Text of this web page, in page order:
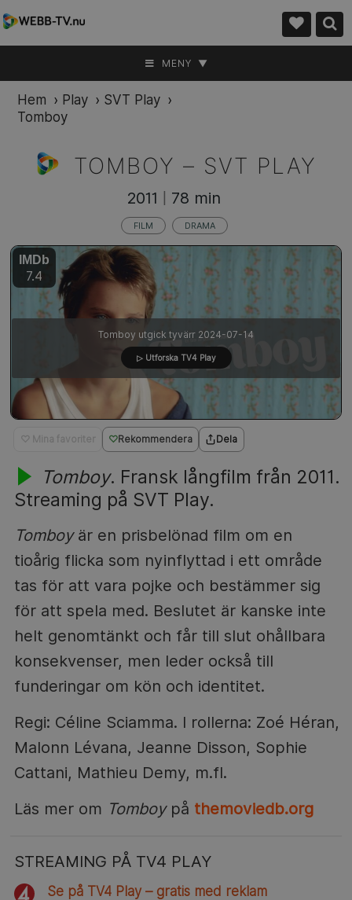
MENY ▼
Hem › Play › SVT Play ›
Tomboy
TOMBOY – SVT PLAY
♡ Mina favoriter Rekommendera Dela
Tomboy. Fransk långfilm från 2011.
Streaming på SVT Play.
Tomboyär en prisbelönad film om en
tioårig flicka som nyinflyttad i ett område
tas för att vara pojke och bestämmer sig
för att spela med. Beslutet är kanske inte
helt genomtänkt och får till slut ohållbara
konsekvenser, men leder också till
funderingar om kön och identitet.
Regi: Céline Sciamma. I rollerna: Zoé Héran,
Malonn Lévana, Jeanne Disson, Sophie
Cattani, Mathieu Demy, m.fl.
Läs mer om Tomboypå themoviedb.org
Tomboy utgick tyvärr 2024-07-14
▷ Utforska TV4 Play
STREAMING PÅ TV4 PLAY
Se på TV4 Play – gratis med reklam
2011 78 min
FILM DRAMA
IMDb
7.4